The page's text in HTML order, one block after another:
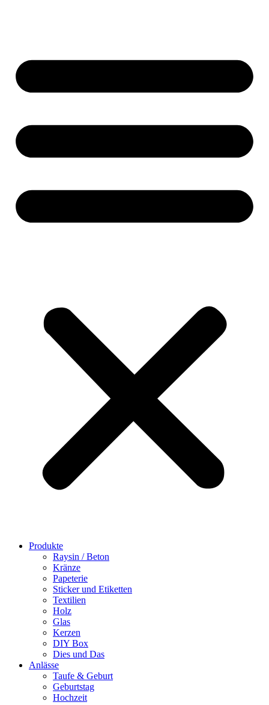
Produkte
Raysin / Beton
Kränze
Papeterie
Sticker und Etiketten
Textilien
Holz
Glas
Kerzen
DIY Box
Dies und Das
Anlässe
Taufe & Geburt
Geburtstag
Hochzeit